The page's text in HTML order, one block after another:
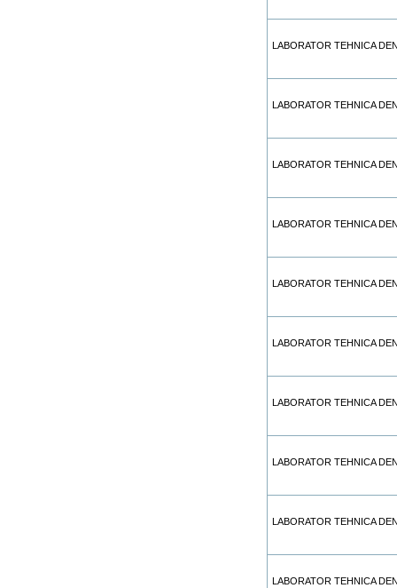
LABORATOR TEHNICA
LABORATOR TEHNICA
LABORATOR TEHNICA
LABORATOR TEHNICA
LABORATOR TEHNICA
LABORATOR TEHNICA
LABORATOR TEHNICA
LABORATOR TEHNICA
LABORATOR TEHNICA
LABORATOR TEHNICA